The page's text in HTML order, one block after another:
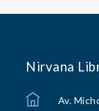
Nirvana
Av.